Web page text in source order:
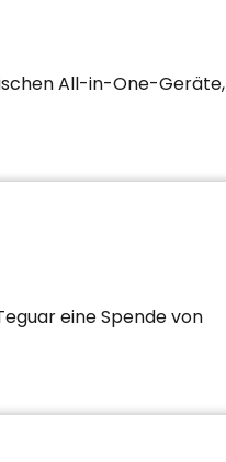
All-in-One-Geräte,
eine Spende von